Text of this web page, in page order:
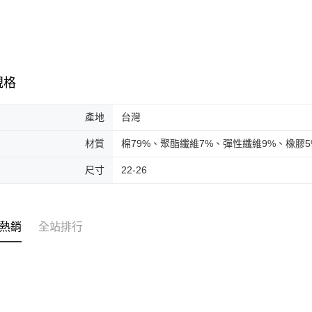
格
產地 台灣
材質 棉79%、聚酯纖維7%、彈性纖維9%、橡膠
尺寸 22-26
銷 全站排行